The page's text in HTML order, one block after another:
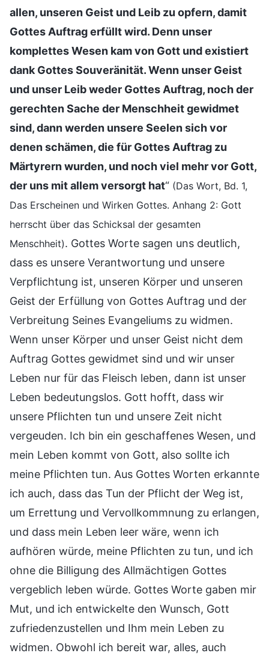
allen, unseren Geist und Leib zu opfern, damit
Gottes Auftrag erfüllt wird. Denn unser
komplettes Wesen kam von Gott und existiert
dank Gottes Souveränität. Wenn unser Geist
und unser Leib weder Gottes Auftrag, noch der
gerechten Sache der Menschheit gewidmet
sind, dann werden unsere Seelen sich vor
denen schämen, die für Gottes Auftrag zu
Märtyrern wurden, und noch viel mehr vor Gott,
der uns mit allem versorgt hat“ (Das Wort, Bd. 1,
Das Erscheinen und Wirken Gottes. Anhang 2: Gott
herrscht über das Schicksal der gesamten
Menschheit). Gottes Worte sagen uns deutlich,
dass es unsere Verantwortung und unsere
Verpflichtung ist, unseren Körper und unseren
Geist der Erfüllung von Gottes Auftrag und der
Verbreitung Seines Evangeliums zu widmen.
Wenn unser Körper und unser Geist nicht dem
Auftrag Gottes gewidmet sind und wir unser
Leben nur für das Fleisch leben, dann ist unser
Leben bedeutungslos. Gott hofft, dass wir
unsere Pflichten tun und unsere Zeit nicht
vergeuden. Ich bin ein geschaffenes Wesen, und
mein Leben kommt von Gott, also sollte ich
meine Pflichten tun. Aus Gottes Worten erkannte
ich auch, dass das Tun der Pflicht der Weg ist,
um Errettung und Vervollkommnung zu erlangen,
und dass mein Leben leer wäre, wenn ich
aufhören würde, meine Pflichten zu tun, und ich
ohne die Billigung des Allmächtigen Gottes
vergeblich leben würde. Gottes Worte gaben mir
Mut, und ich entwickelte den Wunsch, Gott
zufriedenzustellen und Ihm mein Leben zu
widmen. Obwohl ich bereit war, alles, auch